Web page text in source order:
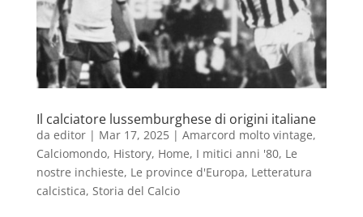
Il calciatore lussemburghese di origini italiane
da editor| Mar 17, 2025| Amarcord molto vintage,
Calciomondo, History, Home, I mitici anni '80, Le
nostre inchieste, Le province d'Europa, Letteratura
calcistica, Storia del Calcio